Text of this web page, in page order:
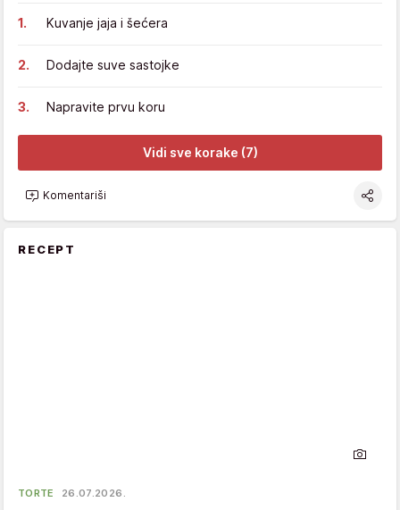
Kuvanje jaja i šećera
Dodajte suve sastojke
Napravite prvu koru
Vidi sve korake (7)
Komentariši
RECEPT
TORTE 26.07.2026.